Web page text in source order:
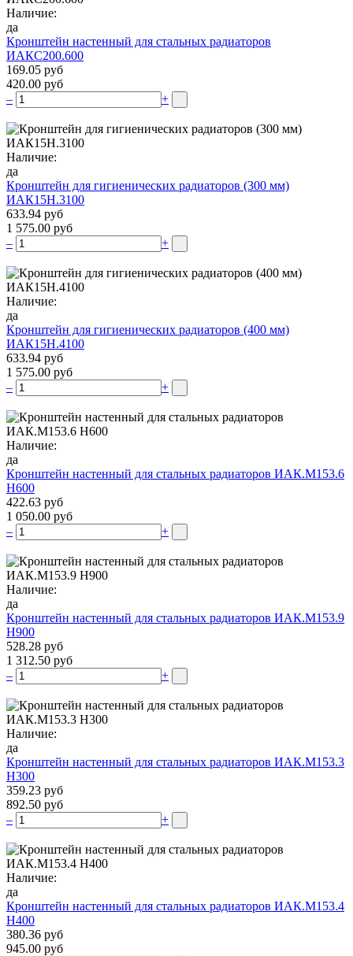
Наличие:
да
Кронштейн настенный для стальных радиаторов
ИАКС200.600
169.05 руб
420.00 руб
–
+
Наличие:
да
Кронштейн для гигиенических радиаторов (300 мм)
ИАК15Н.3100
633.94 руб
1 575.00 руб
–
+
Наличие:
да
Кронштейн для гигиенических радиаторов (400 мм)
ИАК15Н.4100
633.94 руб
1 575.00 руб
–
+
Наличие:
да
Кронштейн настенный для стальных радиаторов ИАК.М153.6
Н600
422.63 руб
1 050.00 руб
–
+
Наличие:
да
Кронштейн настенный для стальных радиаторов ИАК.М153.9
Н900
528.28 руб
1 312.50 руб
–
+
Наличие:
да
Кронштейн настенный для стальных радиаторов ИАК.М153.3
Н300
359.23 руб
892.50 руб
–
+
Наличие:
да
Кронштейн настенный для стальных радиаторов ИАК.М153.4
Н400
380.36 руб
945.00 руб